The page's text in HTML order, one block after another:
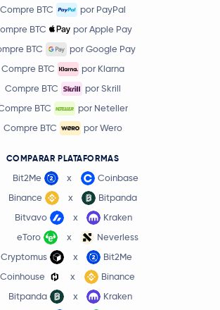
Compre BTC
por PayPal
BTC
por Apple Pay
BTC
por Google Pay
Compre BTC
por Klarna
Compre BTC
por Skrill
BTC
por Neteller
Compre BTC
por Wero
COMPARAR PLATAFORMAS
Bit2Me x
Coinbase
Binance
x
Bitpanda
Bitvavo
x
Kraken
eToro
x
Neverless
Cryptomus
x
Bit2Me
Coinhouse
x
Binance
Bitpanda
x Kraken